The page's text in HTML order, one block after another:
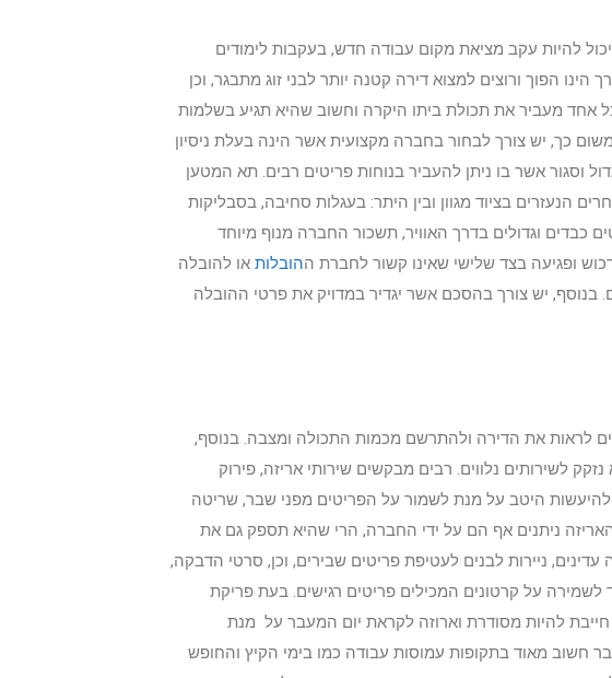
להיות עקב מציאת מקום עבודה חדש, בעקבות לימודים
הפוך ורוצים למצוא דירה קטנה יותר לבני זוג מתבגר, וכן
אחד מעביר את תכולת ביתו היקרה וחשוב שהיא תגיע בשלמות
כך, יש צורך לבחור בחברה מקצועית אשר הינה בעלת ניסיון
אשר בו ניתן להעביר בנוחות פריטים רבים. תא המטען
הנעזרים בציוד מגוון ובין היתר: בעגלות סחיבה, בסבליקות
כבדים וגדולים בדרך האוויר, תשכור החברה מנוף מיוחד
ופגיעה בצד שלישי שאינו קשור לחברת ההובלות או להובלה
בנוסף, יש צורך בהסכם אשר יגדיר במדויק את פרטי ההובלה
לראות את הדירה ולהתרשם מכמות התכולה ומצבה. בנוסף,
לשירותים נלווים. רבים מבקשים שירותי אריזה, פירוק
להיעשות היטב על מנת לשמור על הפריטים מפני שבר, שריטה
ניתנים אף הם על ידי החברה, הרי שהיא תספק גם את
עדינים, ניירות לבנים לעטיפת פריטים שבירים, וכן, סרטי הדבקה,
לשמירה על קרטונים המכילים פריטים רגישים. בעת פריקת
להיות מסודרת וארוזה לקראת יום המעבר על מנת
חשוב מאוד בתקופות עמוסות עבודה כמו בימי הקיץ והחופש